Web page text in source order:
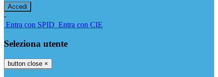
-
Entra con SPID Entra con CIE
Seleziona utente
button close ×